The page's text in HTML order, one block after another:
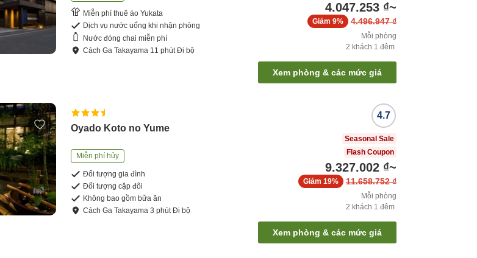
Miễn phí thuê áo Yukata
Dịch vụ nước uống khi nhận phòng
Nước đóng chai miễn phí
CáchGa Takayama 11 phútĐi bộ
4.047.253 ₫~
4.496.947 ₫
Giảm 9%
Mỗi phòng
2 khách 1 đêm
Xem phòng & các mức giá
Oyado Koto no Yume
Miễn phí hủy
Đối tượng gia đình
Đối tượng cặp đôi
Không bao gồm bữa ăn
CáchGa Takayama3 phútĐi bộ
4.7
Seasonal Sale
Flash Coupon
9.327.002 ₫~
11.658.752 ₫
Giảm 19%
Mỗi phòng
2 khách 1 đêm
Xem phòng & các mức giá